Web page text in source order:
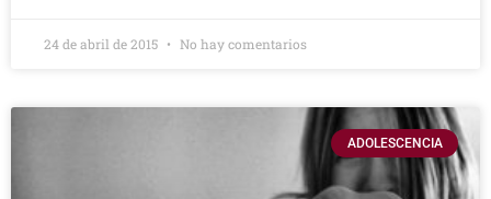
24 de abril de 2015 No hay comentarios
ADOLESCENCIA